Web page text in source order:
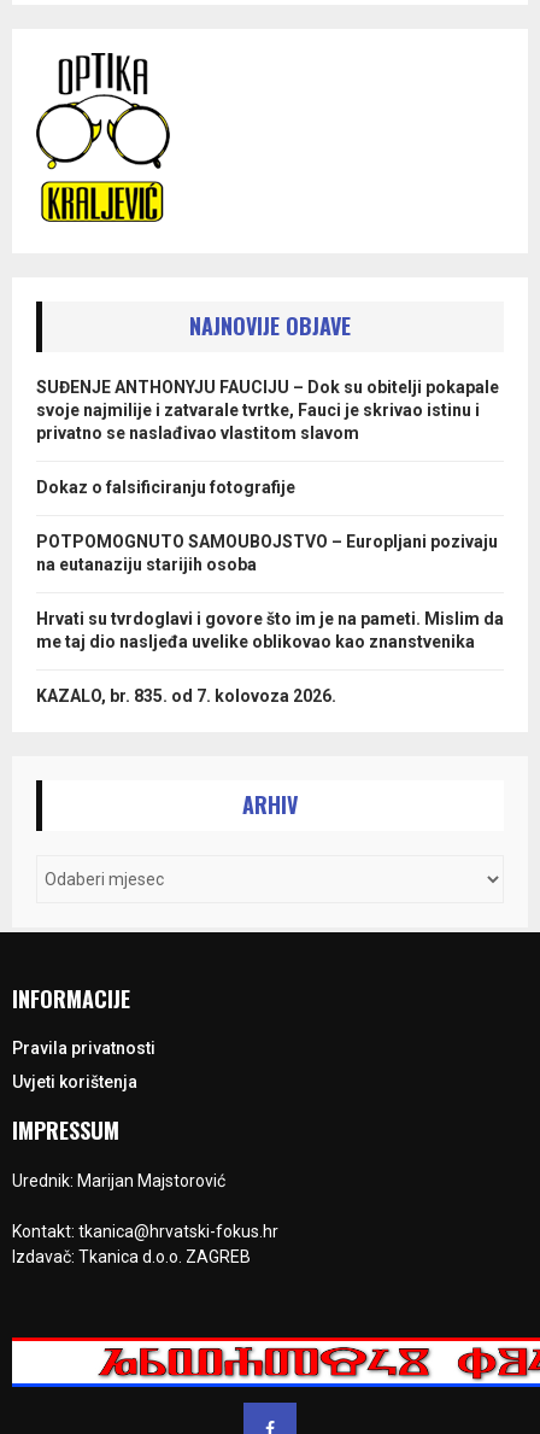
NAJNOVIJE OBJAVE
SUĐENJE ANTHONYJU FAUCIJU – Dok su obitelji pokapale
svoje najmilije i zatvarale tvrtke, Fauci je skrivao istinu i
privatno se naslađivao vlastitom slavom
Dokaz o falsificiranju fotografije
POTPOMOGNUTO SAMOUBOJSTVO – Europljani pozivaju
na eutanaziju starijih osoba
Hrvati su tvrdoglavi i govore što im je na pameti. Mislim da
me taj dio nasljeđa uvelike oblikovao kao znanstvenika
KAZALO, br. 835. od 7. kolovoza 2026.
ARHIV
INFORMACIJE
Pravila privatnosti
Uvjeti korištenja
IMPRESSUM
Urednik: Marijan Majstorović
Kontakt: tkanica@hrvatski-fokus.hr
Izdavač: Tkanica d.o.o. ZAGREB